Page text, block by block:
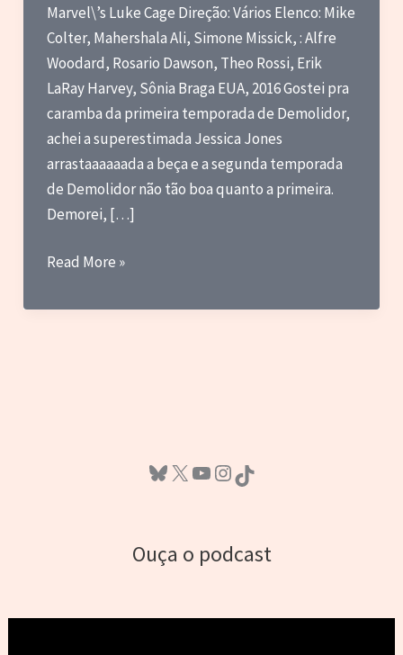
Bluesky X Youtube InstagramTikTok
Ouça o podcast
Marvel\’s Luke Cage Direção: Vários Elenco: Mike
Colter, Mahershala Ali, Simone Missick, : Alfre
Woodard, Rosario Dawson, Theo Rossi, Erik
LaRay Harvey, Sônia Braga EUA, 2016 Gostei pra
caramba da primeira temporada de Demolidor,
achei a superestimada Jessica Jones
arrastaaaaaada a beça e a segunda temporada
de Demolidor não tão boa quanto a primeira.
Demorei, […]
Review
Luke
Read More »